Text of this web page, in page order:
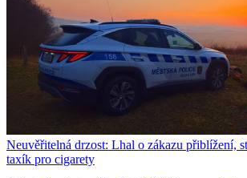
Neuvěřitelná drzost: Lhal o zákazu přiblížení,
taxík pro cigarety